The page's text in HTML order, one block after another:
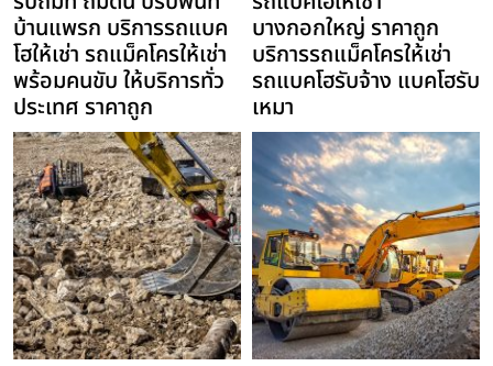
บ้านแพรก บริการรถแบค
โฮให้เช่า รถแม็คโครให้เช่า
พร้อมคนขับ ให้บริการทั่ว
ประเทศ ราคาถูก
บางกอกใหญ่ ราคาถูก
บริการรถแม็คโครให้เช่า
รถแบคโฮรับจ้าง แบคโฮรับ
เหมา